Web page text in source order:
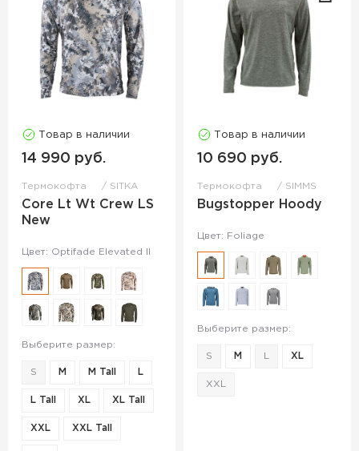
Товар в наличии
14 990 руб.
Термокофта SITKA
Core Lt Wt Crew LS
New
Цвет: Optifade Elevated II
Выберите размер:
S M M Tall L
L Tall XL XL Tall
XXL XXL Tall
Товар в наличии
10 690 руб.
Термокофта SIMMS
Bugstopper Hoody
Цвет: Foliage
Выберите размер:
S M XL
XXL